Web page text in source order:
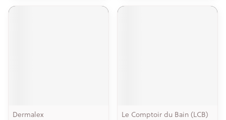
Dermalex Le Comptoir du Bain (LCB)